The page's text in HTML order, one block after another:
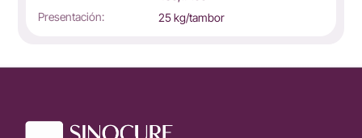
Presentación:
25 kg/tambor